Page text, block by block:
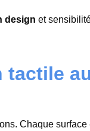
design et
tactile
Chaque